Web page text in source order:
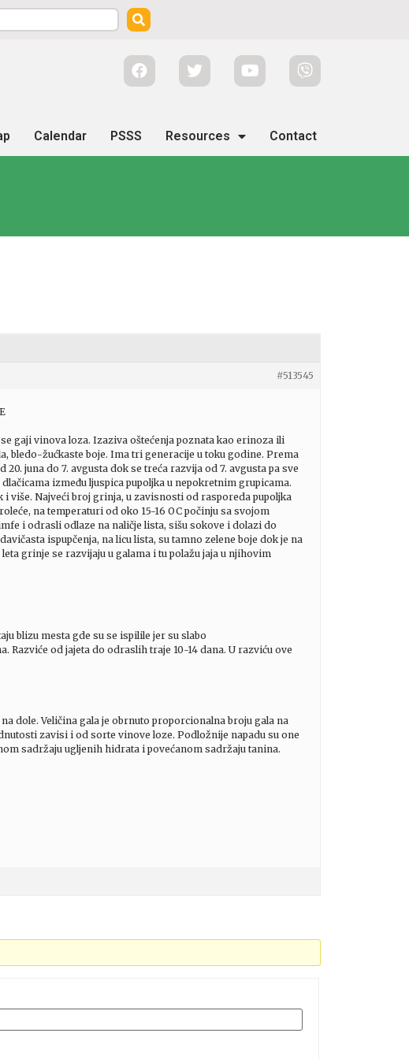
Calendar PSSS Resources Contact
#513545
gaji vinova loza. Izaziva oštećenja poznata kao erinoza ili
žućkaste boje. Ima tri generacije u toku godine. Prema
juna do 7. avgusta dok se treća razvija od 7. avgusta pa sve
između ljuspica pupoljka u nepokretnim grupicama.
više. Najveći broj grinja, u zavisnosti od rasporeda pupoljka
na temperaturi od oko 15-16 OC počinju sa svojom
i odrasli odlaze na naličje lista, sišu sokove i dolazi do
ispupčenja, na licu lista, su tamno zelene boje dok je na
grinje se razvijaju u galama i tu polažu jaja u njihovim
blizu mesta gde su se ispilile jer su slabo
Razviće od jajeta do odraslih traje 10-14 dana. U razviću ove
dole. Veličina gala je obrnuto proporcionalna broju gala na
zavisi i od sorte vinove loze. Podložnije napadu su one
sadržaju ugljenih hidrata i povećanom sadržaju tanina.